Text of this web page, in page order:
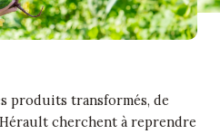
produits transformés, de
cherchent à reprendre